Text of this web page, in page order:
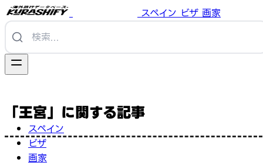
スペイン ビザ 画家
スペイン
ビザ
画家
「王宮」に関する記事